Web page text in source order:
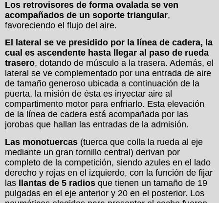
Los retrovisores de forma ovalada se ven
acompañados de un soporte triangular,
favoreciendo el flujo del aire.
El lateral se ve presidido por la línea de cadera, la
cual es ascendente hasta llegar al paso de rueda
trasero, dotando de músculo a la trasera. Además, el
lateral se ve complementado por una entrada de aire
de tamaño generoso ubicada a continuación de la
puerta, la misión de ésta es inyectar aire al
compartimento motor para enfriarlo. Esta elevación
de la línea de cadera está acompañada por las
jorobas que hallan las entradas de la admisión.
Las monotuercas (tuerca que colla la rueda al eje
mediante un gran tornillo central) derivan por
completo de la competición, siendo azules en el lado
derecho y rojas en el izquierdo, con la función de fijar
las llantas de 5 radios que tienen un tamaño de 19
pulgadas en el eje anterior y 20 en el posterior. Los